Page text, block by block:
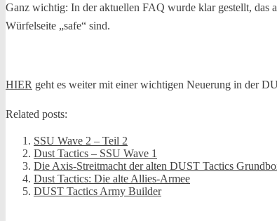
Ganz wichtig: In der aktuellen FAQ wurde klar gestellt, das
Würfelseite „safe“ sind.
HIER geht es weiter mit einer wichtigen Neuerung in der
Related posts:
SSU Wave 2 – Teil 2
Dust Tactics – SSU Wave 1
Die Axis-Streitmacht der alten DUST Tactics
Dust Tactics: Die alte Allies-Armee
DUST Tactics Army Builder